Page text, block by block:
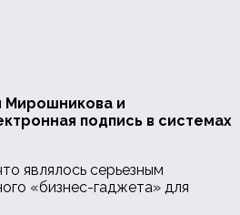
Мирошникова и
подпись в системах
являлось серьезным
«бизнес-гаджета» для